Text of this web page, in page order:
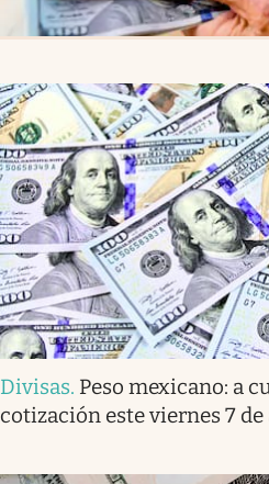
Divisas. Peso mexicano: a
cotización este viernes 7 de